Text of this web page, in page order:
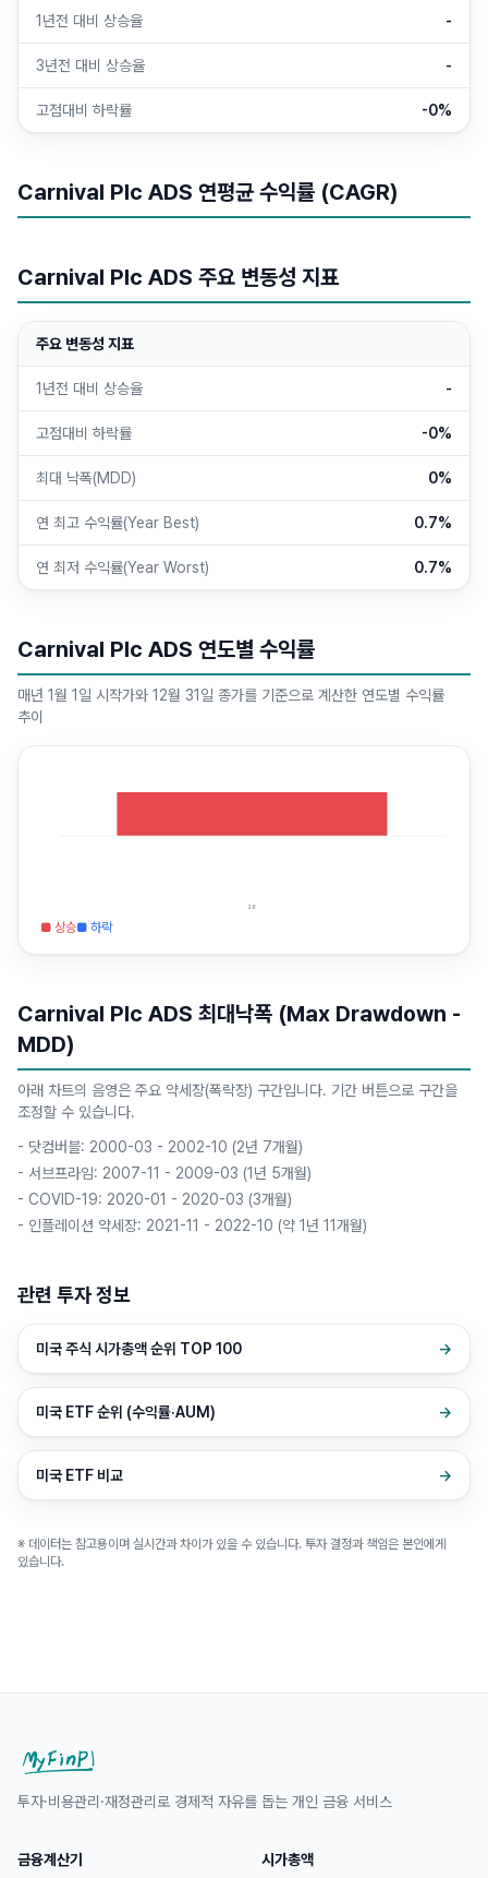
1년전 대비 상승율 -
3년전 대비 상승율 -
고점대비 하락률 -0%
Carnival Plc ADS 연평균 수익률 (CAGR)
Carnival Plc ADS 주요 변동성 지표
주요 변동성 지표
1년전 대비 상승율 -
고점대비 하락률 -0%
최대 낙폭(MDD) 0%
연 최고 수익률(Year Best) 0.7%
연 최저 수익률(Year Worst) 0.7%
Carnival Plc ADS 연도별 수익률
매년 1월 1일 시작가와 12월 31일 종가를 기준으로 계산한 연도별 수익률
추이
26
■ 상승■ 하락
Carnival Plc ADS 최대낙폭 (Max Drawdown -
MDD)
아래 차트의 음영은 주요 약세장(폭락장) 구간입니다. 기간 버튼으로 구간을
조정할 수 있습니다.
- 닷컴버블: 2000-03 - 2002-10 (2년 7개월)
- 서브프라임: 2007-11 - 2009-03 (1년 5개월)
- COVID-19: 2020-01 - 2020-03 (3개월)
- 인플레이션 약세장: 2021-11 - 2022-10 (약 1년 11개월)
관련 투자 정보
미국 주식 시가총액 순위 TOP 100 →
미국 ETF 순위 (수익률·AUM) →
미국 ETF 비교 →
※ 데이터는 참고용이며 실시간과 차이가 있을 수 있습니다. 투자 결정과 책임은 본인에게
있습니다.
투자·비용관리·재정관리로 경제적 자유를 돕는 개인 금융 서비스
금융계산기 시가총액